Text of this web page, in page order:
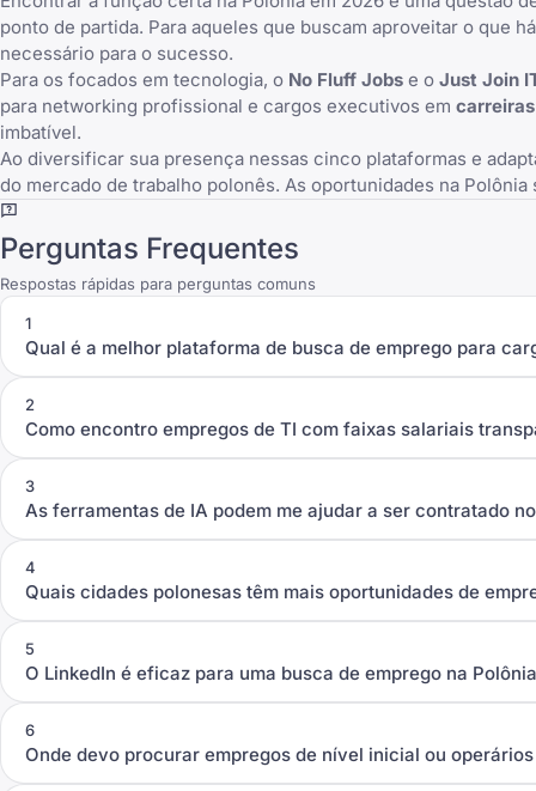
ponto de partida. Para aqueles que buscam aproveitar o que
necessário para o sucesso.
Para os focados em tecnologia, o No Fluff Jobs e o Just Join
para networking profissional e cargos executivos em
imbatível.
Ao diversificar sua presença nessas cinco plataformas e
do mercado de trabalho polonês. As oportunidades na
Perguntas Frequentes
Respostas rápidas para perguntas comuns
1
Qual é a melhor plataforma de busca de emprego para
2
Como encontro empregos de TI com faixas salariais
3
As ferramentas de IA podem me ajudar a ser contratado
4
Quais cidades polonesas têm mais oportunidades de
5
O LinkedIn é eficaz para uma busca de emprego na
6
Onde devo procurar empregos de nível inicial ou